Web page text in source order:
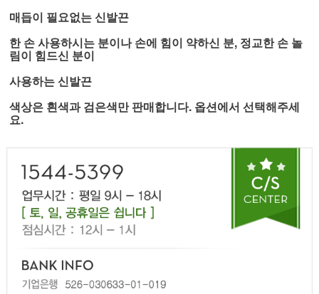
매듭이 필요없는 신발끈
한 손 사용하시는 분이나 손에 힘이 약하신 분, 정교한 손 놀
림이 힘드신 분이
사용하는 신발끈
색상은 흰색과 검은색만 판매합니다. 옵션에서 선택해주세
요.